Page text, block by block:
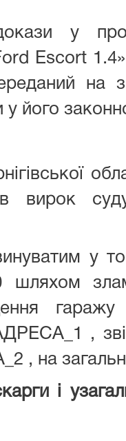
у
Escort
на
його
вирок
у
шляхом
гаражу
,
, на
і